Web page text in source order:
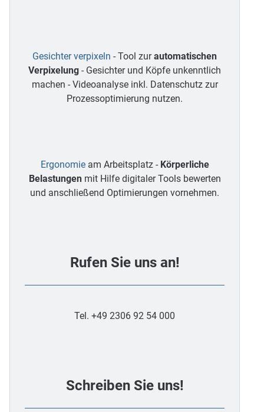
Gesichter verpixeln - Tool zurautomatischen
Verpixelung - Gesichter und Köpfe unkenntlich
machen - Videoanalyse inkl. Datenschutz zur
Prozessoptimierung nutzen.
Ergonomieam Arbeitsplatz - Körperliche
Belastungenmit Hilfe digitaler Tools bewerten
und anschließend Optimierungen vornehmen.
Rufen Sie uns an!
Tel. +49 2306 92 54 000
Schreiben Sie uns!